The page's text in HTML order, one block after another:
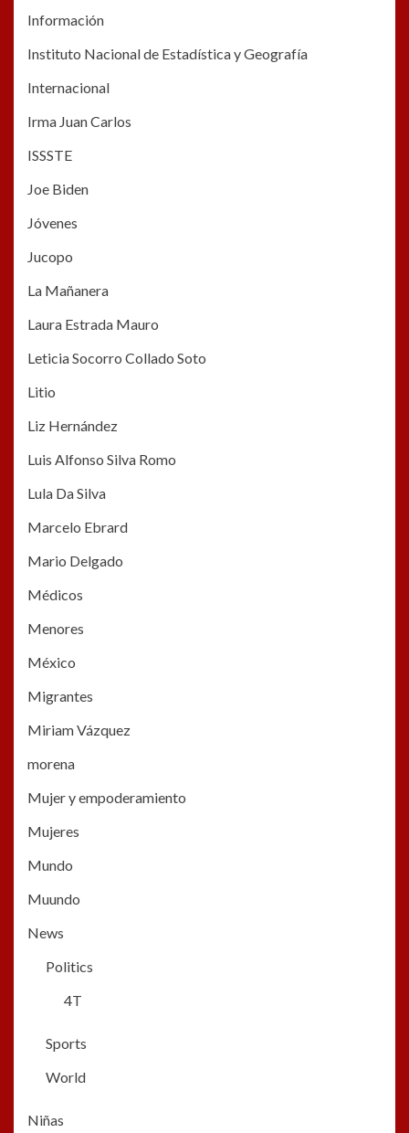
Información
Instituto Nacional de Estadística y Geografía
Internacional
Irma Juan Carlos
ISSSTE
Joe Biden
Jóvenes
Jucopo
La Mañanera
Laura Estrada Mauro
Leticia Socorro Collado Soto
Litio
Liz Hernández
Luis Alfonso Silva Romo
Lula Da Silva
Marcelo Ebrard
Mario Delgado
Médicos
Menores
México
Migrantes
Miriam Vázquez
morena
Mujer y empoderamiento
Mujeres
Mundo
Muundo
News
Politics
4T
Sports
World
Niñas